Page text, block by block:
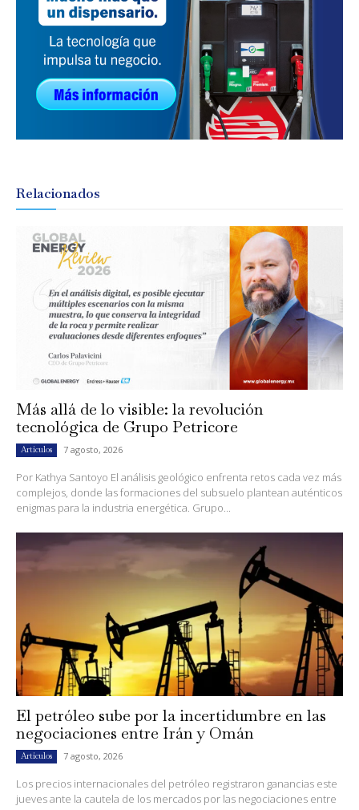
Relacionados
Más allá de lo visible: la revolución
tecnológica de Grupo Petricore
Artículos 7 agosto, 2026
Por Kathya Santoyo El análisis geológico enfrenta retos cada vez más
complejos, donde las formaciones del subsuelo plantean auténticos
enigmas para la industria energética. Grupo...
El petróleo sube por la incertidumbre en las
negociaciones entre Irán y Omán
Artículos 7 agosto, 2026
Los precios internacionales del petróleo registraron ganancias este
jueves ante la cautela de los mercados por las negociaciones entre